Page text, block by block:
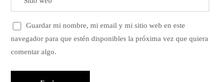
Guardar mi nombre, mi email y mi sitio web en este
navegador para que estén disponibles la próxima vez que quiera
comentar algo.